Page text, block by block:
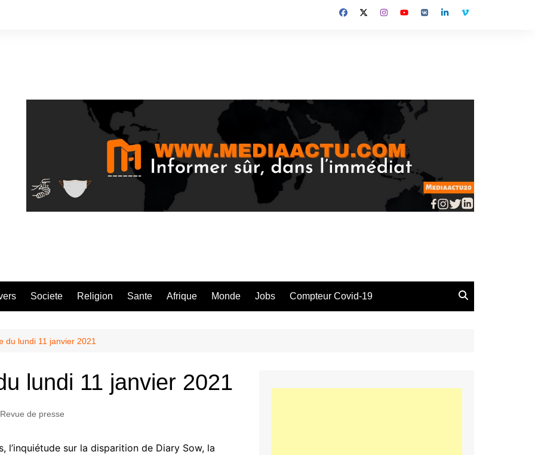
Societe Religion Sante Afrique Monde Jobs Compteur Covid-19
du lundi 11 janvier 2021
lundi 11 janvier 2021
Revue de presse
l’inquiétude sur la disparition de Diary Sow, la